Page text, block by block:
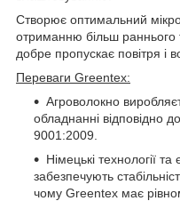
Створює оптимальний
отриманню більш раннього
добре пропускає повітря і
Переваги Greentex:
Агроволокно
обладнанні відповідно
9001:2009.
Німецькі технології
забезпечують
чому Greentex має